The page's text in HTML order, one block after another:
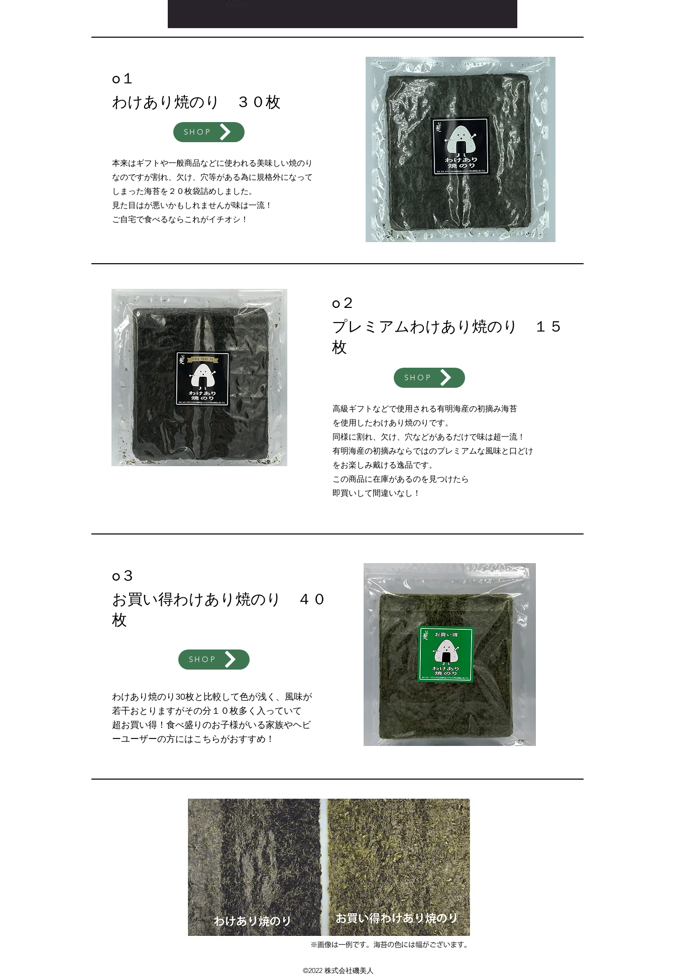
0１
​わけあり焼のり ３０枚
SHOP
本来はギフトや一般商品などに使われる美味しい焼のり
なのですが割れ、欠け、穴等がある為に規格外になって
しまった海苔を２０枚袋詰めしました。
見た目はが悪いかもしれませんが味は一流！
​ご自宅で食べるならこれがイチオシ！
0２
プレミアムわけあり焼のり １５
枚
SHOP
​高級ギフトなどで使用される有明海産の初摘み海苔
を使用したわけあり焼のりです。
同様に割れ、欠け、穴などがあるだけで味は超一流！
有明海産の初摘みならではのプレミアムな風味と口どけ
をお楽しみ戴ける逸品です。
この商品に在庫があるのを見つけたら
​即買いして間違いなし！
0３
お買い得わけあり焼のり ４０
枚
SHOP
わけあり焼のり30枚と比較して色が浅く、風味が
若干おとりますがその分１０枚多く入っていて
超お買い得！食べ盛りのお子様がいる家族やヘビ
ーユーザーの方にはこちらがおすすめ！
©2022 株式会社磯美人